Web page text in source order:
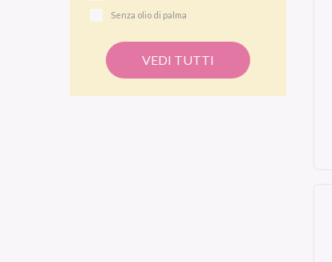
Senza olio di palma
VEDI TUTTI